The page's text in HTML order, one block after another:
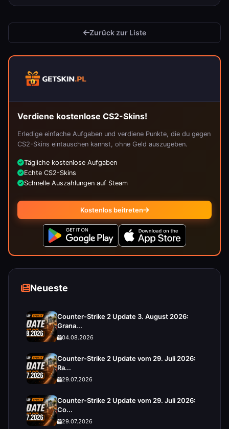
Zurück zur Liste
Verdiene kostenlose CS2-Skins!
Erledige einfache Aufgaben und verdiene Punkte, die du gegen
CS2-Skins eintauschen kannst, ohne Geld auszugeben.
Tägliche kostenlose Aufgaben
Echte CS2-Skins
Schnelle Auszahlungen auf Steam
Kostenlos beitreten
Neueste
Counter-Strike 2 Update 3. August 2026:
Grana...
04.08.2026
Counter-Strike 2 Update vom 29. Juli 2026:
Ra...
29.07.2026
Counter-Strike 2 Update vom 29. Juli 2026:
Co...
29.07.2026